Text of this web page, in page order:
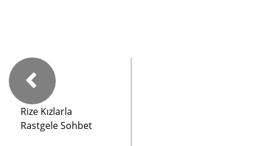
Rize Kızlarla
Rastgele Sohbet